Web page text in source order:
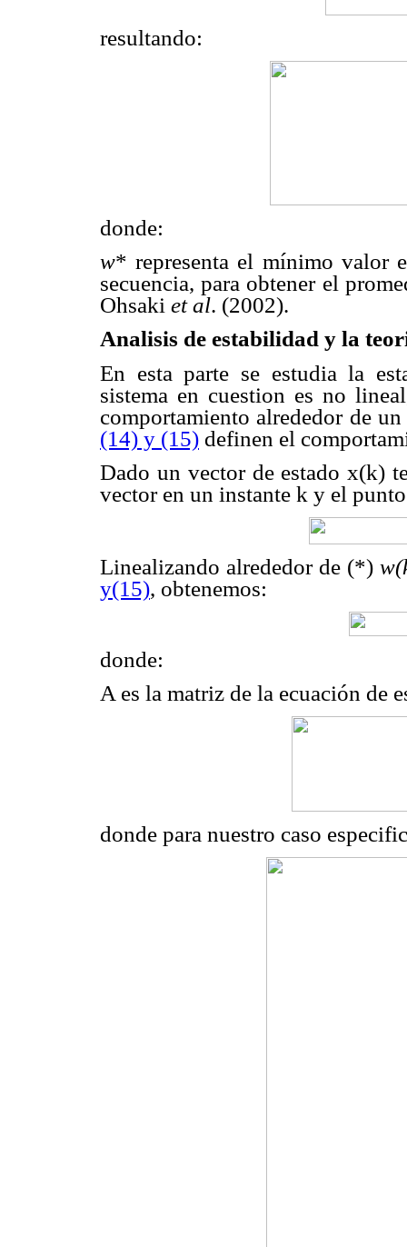
resultando:
donde:
w* representa el mínimo valor
secuencia, para obtener el
Ohsaki et al. (2002).
Analisis de estabilidad y la
En esta parte se estudia la
sistema en cuestion es no
comportamiento alrededor de
(14) y (15) definen el
Dado un vector de estado x(k)
vector en un instante k y el
Linealizando alrededor de (*)
y(15), obtenemos:
donde:
A es la matriz de la ecuación de
donde para nuestro caso